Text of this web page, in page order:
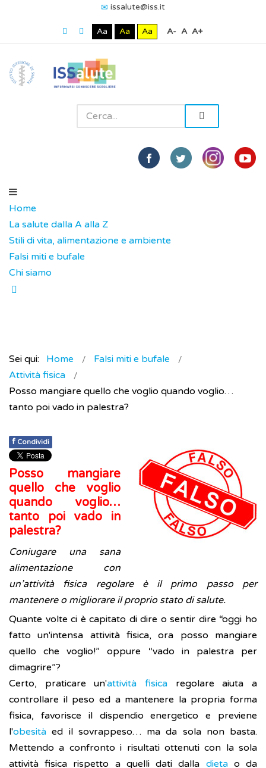
issalute@iss.it
Aa Aa Aa A- A A+
Home
La salute dalla A alla Z
Stili di vita, alimentazione e ambiente
Falsi miti e bufale
Chi siamo
Sei qui: Home
Falsi miti e bufale
Attività fisica
Posso mangiare quello che voglio quando voglio…
tanto poi vado in palestra?
f Condividi
Posso mangiare
quello che voglio
quando voglio…
tanto poi vado in
palestra?
Coniugare una sana
alimentazione con
un’attività fisica regolare è il primo passo per
mantenere o migliorare il proprio stato di salute.
Quante volte ci è capitato di dire o sentir dire “oggi ho
fatto un'intensa attività fisica, ora posso mangiare
quello che voglio!” oppure “vado in palestra per
dimagrire”?
Certo, praticare un'attività fisica regolare aiuta a
controllare il peso ed a mantenere la propria forma
fisica, favorisce il dispendio energetico e previene
l'obesità ed il sovrappeso… ma da sola non basta.
Mettendo a confronto i risultati ottenuti con la sola
attività fisica rispetto a quelli dati dalla dietao da